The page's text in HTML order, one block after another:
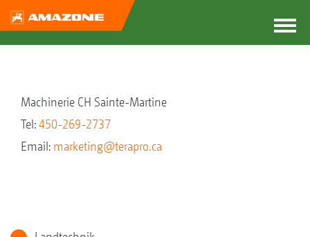
Machinerie CH Sainte-Martine
Tel:450-269-2737
Email: marketing@terapro.ca